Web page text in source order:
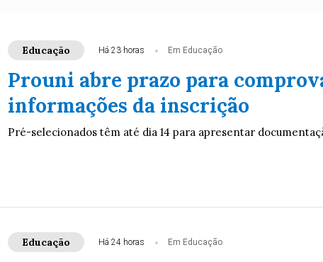
Educação Há 23 horas Em Educação
Prouni abre prazo para
informações da inscrição
Pré-selecionados têm até dia 14 para apresentar
Educação Há 24 horas Em Educação